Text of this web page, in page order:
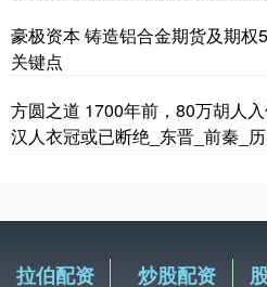
豪极资本 铸造铝合金期货及期
关键点
方圆之道 1700年前，80万胡人
汉人衣冠或已断绝_东晋_前秦_
拉伯配资 炒股配资